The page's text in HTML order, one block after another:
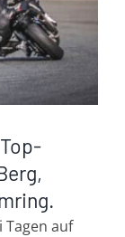
auf